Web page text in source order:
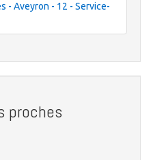
- Aveyron - 12 - Service-
proches